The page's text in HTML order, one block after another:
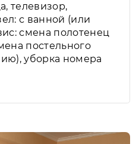
телевизор,
с ванной (или
смена полотенец
постельного
уборка номера